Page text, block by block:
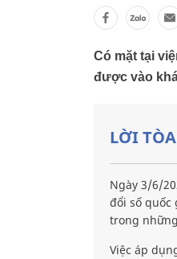
Có mặt tại
được vào
LỜI
Ngày 3/6/
đổi số quốc
trong
Việc áp